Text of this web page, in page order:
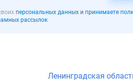
персональных данных и принимаете
рассылок
Ленинградская